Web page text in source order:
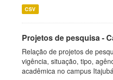
CSV
Projetos de pesquisa -
Relação de projetos de
vigência, situação, tipo,
acadêmica no campus